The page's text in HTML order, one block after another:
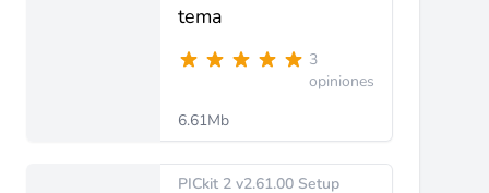
tema
3
opiniones
6.61Mb
PICkit 2 v2.61.00 Setup